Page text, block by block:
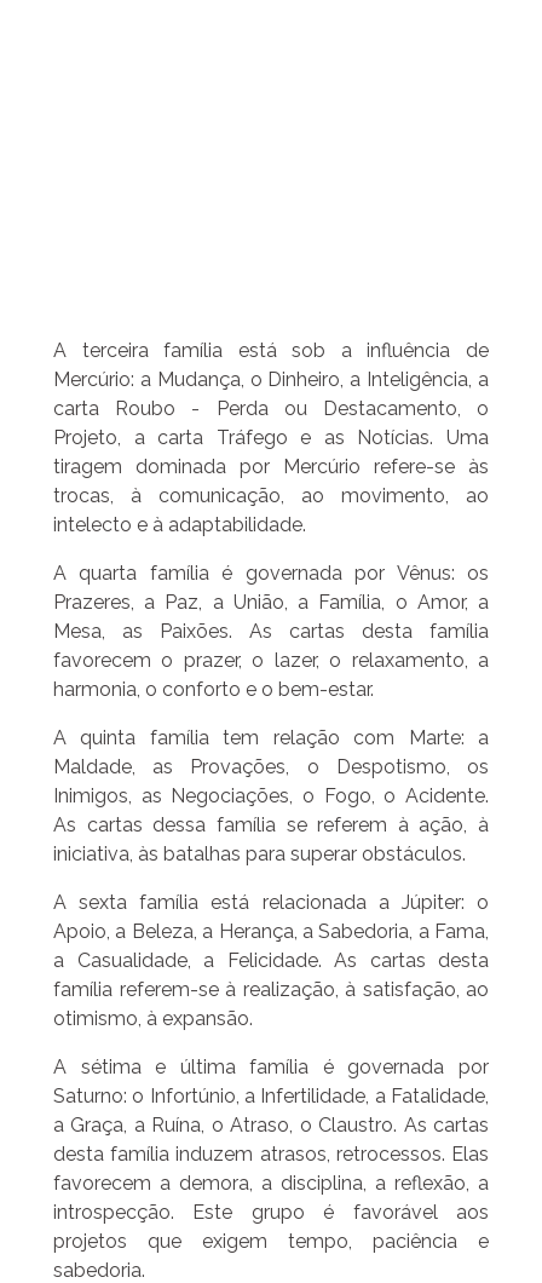
A terceira família está sob a influência de
Mercúrio: a Mudança, o Dinheiro, a Inteligência, a
carta Roubo - Perda ou Destacamento, o
Projeto, a carta Tráfego e as Notícias. Uma
tiragem dominada por Mercúrio refere-se às
trocas, à comunicação, ao movimento, ao
intelecto e à adaptabilidade.
A quarta família é governada por Vênus: os
Prazeres, a Paz, a União, a Família, o Amor, a
Mesa, as Paixões. As cartas desta família
favorecem o prazer, o lazer, o relaxamento, a
harmonia, o conforto e o bem-estar.
A quinta família tem relação com Marte: a
Maldade, as Provações, o Despotismo, os
Inimigos, as Negociações, o Fogo, o Acidente.
As cartas dessa família se referem à ação, à
iniciativa, às batalhas para superar obstáculos.
A sexta família está relacionada a Júpiter: o
Apoio, a Beleza, a Herança, a Sabedoria, a Fama,
a Casualidade, a Felicidade. As cartas desta
família referem-se à realização, à satisfação, ao
otimismo, à expansão.
A sétima e última família é governada por
Saturno: o Infortúnio, a Infertilidade, a Fatalidade,
a Graça, a Ruína, o Atraso, o Claustro. As cartas
desta família induzem atrasos, retrocessos. Elas
favorecem a demora, a disciplina, a reflexão, a
introspecção. Este grupo é favorável aos
projetos que exigem tempo, paciência e
sabedoria.